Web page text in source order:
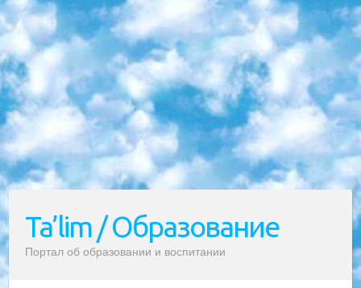
Ta’lim / Образование
Портал об образовании и воспитании